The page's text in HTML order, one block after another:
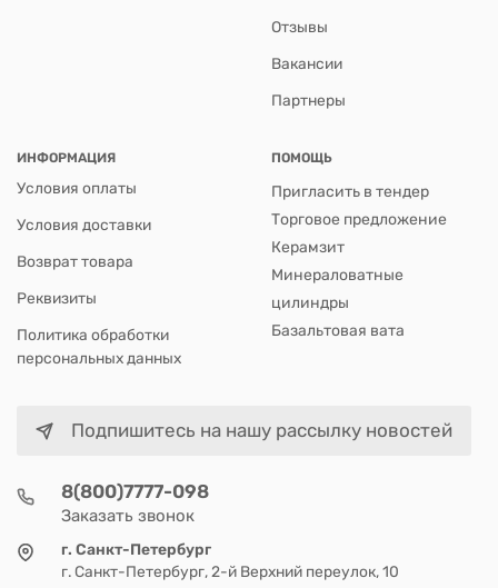
Отзывы
Вакансии
Партнеры
ИНФОРМАЦИЯ
Условия оплаты
Условия доставки
Возврат товара
Реквизиты
Политика обработки
персональных данных
ПОМОЩЬ
Пригласить в тендер
Торговое предложение
Керамзит
Минераловатные
цилиндры
Базальтовая вата
Подпишитесь на нашу рассылку новостей
8(800)7777-098
Заказать звонок
г. Санкт-Петербург
г. Санкт-Петербург, 2-й Верхний переулок, 10